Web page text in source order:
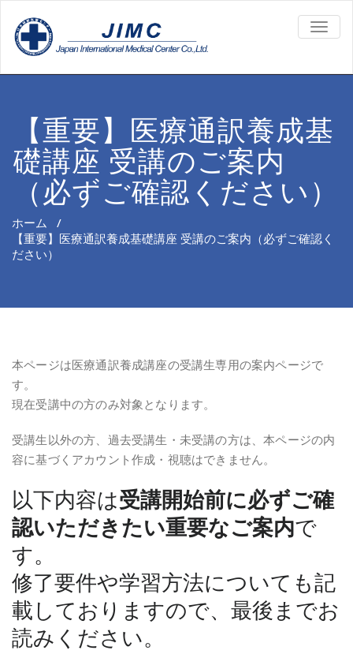
【重要】医療通訳養成基
礎講座 受講のご案内
（必ずご確認ください）
ホーム /
【重要】医療通訳養成基礎講座 受講のご案内（必ずご確認く
ださい）
本ページは医療通訳養成講座の受講生専用の案内ページで
す。
現在受講中の方のみ対象となります。
受講生以外の方、過去受講生・未受講の方は、本ページの内
容に基づくアカウント作成・視聴はできません。
以下内容は受講開始前に必ずご確
認いただきたい重要なご案内で
す。
修了要件や学習方法についても記
載しておりますので、最後までお
読みください。